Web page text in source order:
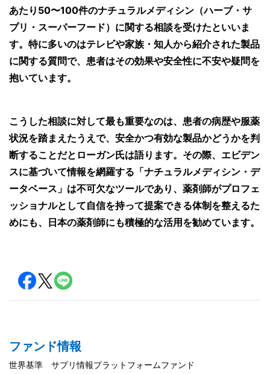
あたり50〜100件のナチュラルメディシン（ハーブ・サ
プリ・スーパーフード）に関する相談を受けたといいま
す。特に多いのはテレビや家族・知人から紹介された製品
に関する質問で、患者はその効果や安全性に不安や疑問を
抱いています。
こうした相談に対して最も重要なのは、患者の病歴や服薬
状況を踏まえたうえで、安全かつ有効な製品かどうかを判
断することだとローガン氏は語ります。その際、エビデン
スに基づいて情報を網羅する「ナチュラルメディシン・デ
ータベース」は不可欠なツールであり、薬剤師がプロフェ
ッショナルとして自信を持って提案できる体制を整えるた
めにも、日本の薬剤師にも積極的な活用を勧めています。
ファンド情報
世界基準 サプリ情報プラットフォームファンド